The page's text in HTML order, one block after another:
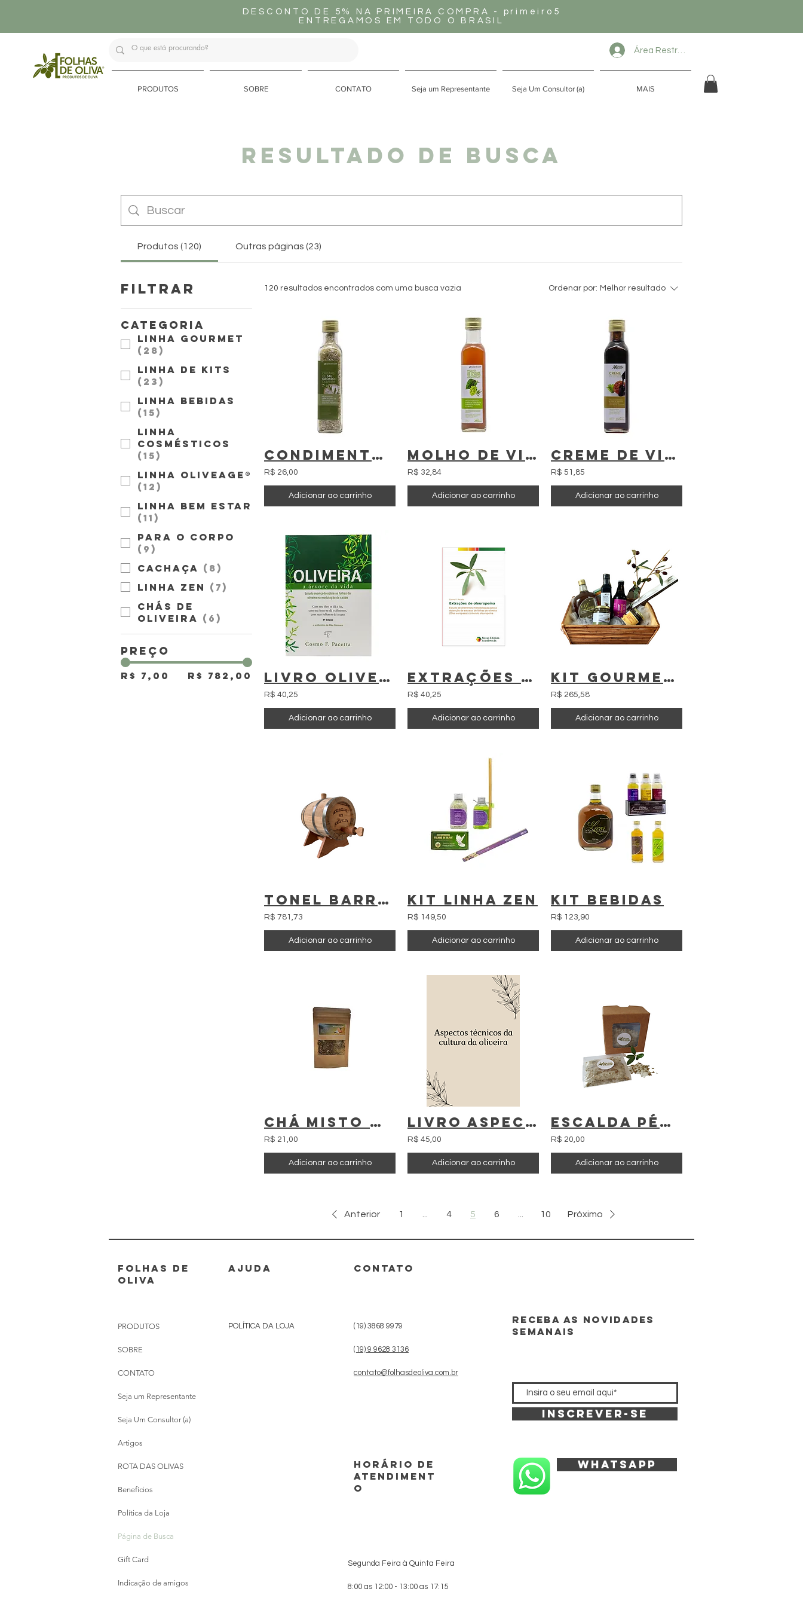
DESCONTO DE 5% NA PRIMEIRA COMPRA - primeiro5
ENTREGAMOS EM TODO O BRASIL
Área Restrita
PRODUTOS SOBRE CONTATO Seja um Representante Seja Um Consultor (a) MAIS
Resultado de busca
Produtos (120) Outras páginas (23)
Filtrar
Categoria
Linha Gourmet
( 28)
Linha de Kits
( 23 )
Linha Bebidas
(15)
Linha
Cosmésticos
(15)
Linha OliveAGE®
(12 )
Linha Bem Estar
(11 )
Para o Corpo
( 9 )
Cachaça ( 8)
Linha Zen ( 7)
Chás de
Oliveira ( 6 )
Preço
R$ 7,00 R$ 782,00
120 resultados encontrados com uma busca vazia Ordenar por: Melhor resultado
Condimento preparado à base de cristais de sal grosso e oliveira 315gr
R$ 26,00
Adicionar ao carrinho
Molho de vinagre de oliveira ao lúpulo - Folhas de Oliva - 250ml
R$ 32,84
Adicionar ao carrinho
Creme De Vinagre De Oliveira - Folhas De Oliva - 250ml
R$ 51,85
Adicionar ao carrinho
Livro Oliveira A Árvore da Vida Folhas de Oliva - PDF - Download - Livro digital
R$ 40,25
Adicionar ao carrinho
Extrações de oleuropeína
R$ 40,25
Adicionar ao carrinho
Kit Gourmet + Bebidas
R$ 265,58
Adicionar ao carrinho
Tonel Barril de Madeira de Oliveira capacidade 1lt +1 litro de Cachaça Ouri
R$ 781,73
Adicionar ao carrinho
Kit Linha Zen
R$ 149,50
Adicionar ao carrinho
Kit Bebidas
R$ 123,90
Adicionar ao carrinho
Chá misto de folhas de oliveira, laranja e baunilha
R$ 21,00
Adicionar ao carrinho
Livro Aspectos técnicos da cultura da oliveira - Livro digital
R$ 45,00
Adicionar ao carrinho
Escalda Pés Folhas de Oliva
R$ 20,00
Adicionar ao carrinho
Anterior 1 4 5 6 10 Próximo
FOLHAS DE
OLIVA
AJUDA
PRODUTOS
SOBRE
CONTATO
Seja um Representante
Seja Um Consultor (a)
Artigos
ROTA DAS OLIVAS
Benefícios
Política da Loja
Página de Busca
Gift Card
Indicação de amigos
POLÍTICA DA LOJA
CONTATO
(19) 3868 9979
(19) 9 9628 3136
contato@folhasdeoliva.com.br
horário de
atendiment
o
Segunda Feira à Quinta Feira
8:00 as 12:00 - 13:00 as 17:15
Receba as novidades
semanais
Inscrever-se
whatsapp